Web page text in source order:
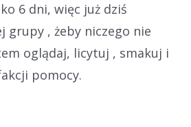
6 dni, więc już dziś
grupy , żeby niczego nie
oglądaj, licytuj , smakuj i
pomocy.